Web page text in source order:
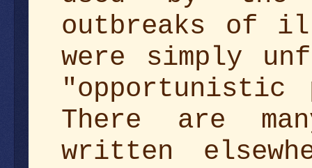
outbreaks of
were simply
"opportunistic
There are
written